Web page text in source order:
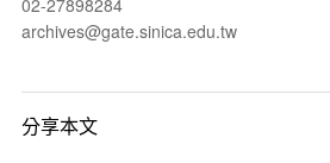
02-27898284
archives@gate.sinica.edu.tw
分享本文